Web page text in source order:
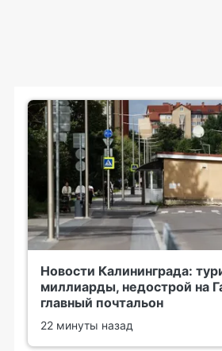
Новости Калининграда:
миллиарды, недострой на
главный почтальон
22 минуты назад